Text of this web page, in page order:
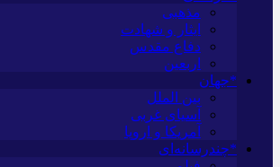
مذهبی
ایثار و شهادت
دفاع مقدس
اربعین
*جهان
بین الملل
آسیای غربی
آمریکا و اروپا
*چندرسانه‌ای